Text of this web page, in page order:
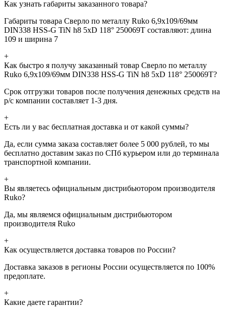
Как узнать габариты заказанного товара?
Габариты товара Сверло по металлу Ruko 6,9x109/69мм
DIN338 HSS-G TiN h8 5xD 118° 250069T составляют: длина
109 и ширина 7
+
Как быстро я получу заказанный товар Сверло по металлу
Ruko 6,9x109/69мм DIN338 HSS-G TiN h8 5xD 118° 250069T?
Срок отгрузки товаров после получения денежных средств на
р/с компании составляет 1-3 дня.
+
Есть ли у вас бесплатная доставка и от какой суммы?
Да, если сумма заказа составляет более 5 000 рублей, то мы
бесплатно доставим заказ по СПб курьером или до терминала
транспортной компании.
+
Вы являетесь официальным дистрибьютором производителя
Ruko?
Да, мы являемся официальным дистрибьютором
производителя Ruko
+
Как осуществляется доставка товаров по России?
Доставка заказов в регионы России осуществляется по 100%
предоплате.
+
Какие даете гарантии?